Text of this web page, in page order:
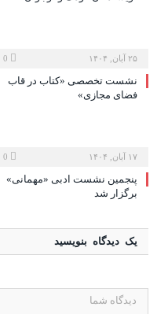
۲۵ آبان, ۱۴۰۴
نشست تخصصی «کتاب در قاب
فضای مجازی»
۱۷ آبان, ۱۴۰۴
پنجمین نشست ادبی «مهمانی»
برگزار شد
یک دیدگاه بنویسید